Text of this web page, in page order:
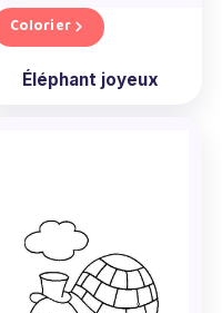
Colorier
Éléphant joyeux